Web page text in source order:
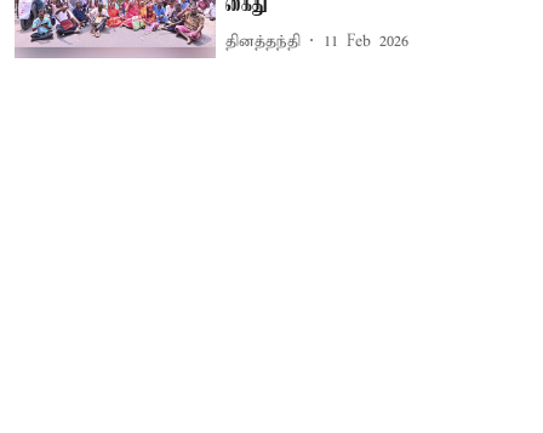
கைது
தினத்தந்தி 11 Feb 2026